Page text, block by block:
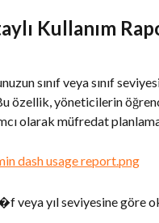
Kullanım
sınıf veya sınıf
özellik, yöneticilerin
olarak müfredat
veya yıl seviyesine göre